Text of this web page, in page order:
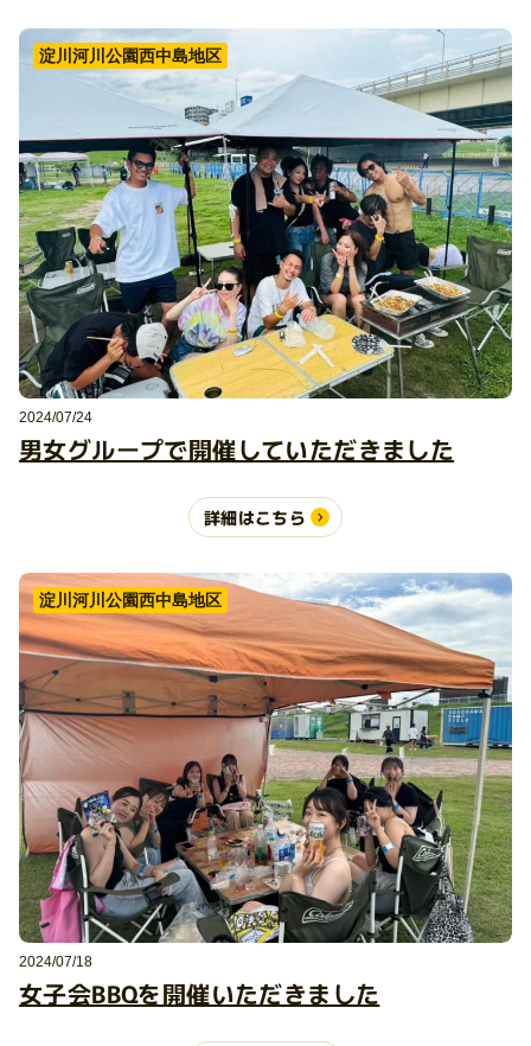
淀川河川公園西中島地区
2024/07/24
男女グループで開催していただきました
詳細はこちら
淀川河川公園西中島地区
2024/07/18
女子会BBQを開催いただきました